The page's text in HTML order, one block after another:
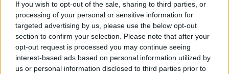
If you wish to opt-out of the sale, sharing to third parties, or
processing of your personal or sensitive information for
targeted advertising by us, please use the below opt-out
section to confirm your selection. Please note that after your
opt-out request is processed you may continue seeing
interest-based ads based on personal information utilized by
us or personal information disclosed to third parties prior to
ΟΙΚΟΝΟΜΙΑ - ΕΠΙΧΕΙΡΗΣΕΙΣ
Εξωδικαστικός Μηχανισμός: Νέα κριτήρια και
αυτόματες ρυθμίσεις, ποιοι εντάσσονται